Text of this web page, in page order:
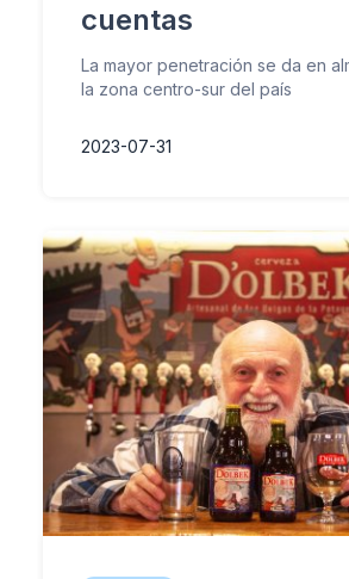
cuentas
La mayor penetración se da en
la zona centro-sur del país
2023-07-31